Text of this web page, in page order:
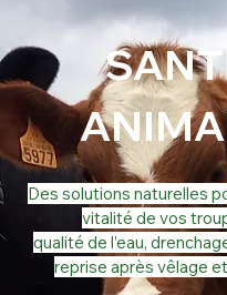
Des solutions naturelles
vitalité de vos
qualité de l’eau,
reprise après vêlage